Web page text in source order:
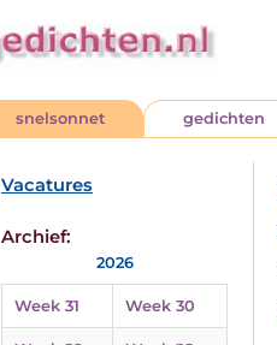
snelsonnet gedichten
Vacatures
Archief:
2026
Week 31 Week 30